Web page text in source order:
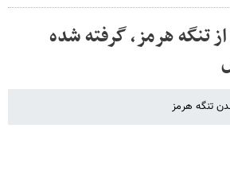
تنگه هرمز، گرفته شده
تنگه هرمز